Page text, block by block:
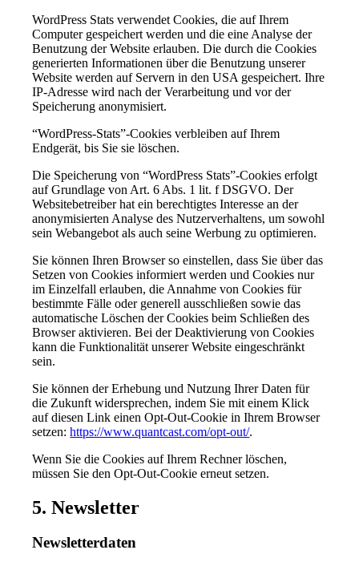
WordPress Stats verwendet Cookies, die auf Ihrem
Computer gespeichert werden und die eine Analyse der
Benutzung der Website erlauben. Die durch die Cookies
generierten Informationen über die Benutzung unserer
Website werden auf Servern in den USA gespeichert. Ihre
IP-Adresse wird nach der Verarbeitung und vor der
Speicherung anonymisiert.
“WordPress-Stats”-Cookies verbleiben auf Ihrem
Endgerät, bis Sie sie löschen.
Die Speicherung von “WordPress Stats”-Cookies erfolgt
auf Grundlage von Art. 6 Abs. 1 lit. f DSGVO. Der
Websitebetreiber hat ein berechtigtes Interesse an der
anonymisierten Analyse des Nutzerverhaltens, um sowohl
sein Webangebot als auch seine Werbung zu optimieren.
Sie können Ihren Browser so einstellen, dass Sie über das
Setzen von Cookies informiert werden und Cookies nur
im Einzelfall erlauben, die Annahme von Cookies für
bestimmte Fälle oder generell ausschließen sowie das
automatische Löschen der Cookies beim Schließen des
Browser aktivieren. Bei der Deaktivierung von Cookies
kann die Funktionalität unserer Website eingeschränkt
sein.
Sie können der Erhebung und Nutzung Ihrer Daten für
die Zukunft widersprechen, indem Sie mit einem Klick
auf diesen Link einen Opt-Out-Cookie in Ihrem Browser
setzen:https://www.quantcast.com/opt-out/.
Wenn Sie die Cookies auf Ihrem Rechner löschen,
müssen Sie den Opt-Out-Cookie erneut setzen.
5. Newsletter
Newsletterdaten